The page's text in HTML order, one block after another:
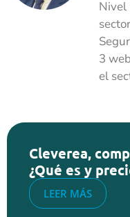
Nivel
3
el
Cleverea,
¿Qué es y
LEER MÁS